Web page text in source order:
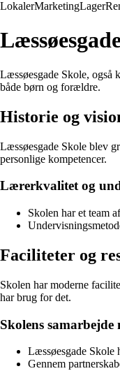
LokalerMarketingLager
Læssøesgade Skole, også
både børn og forældre.
Historie og
Læssøesgade Skole blev
personlige kompetencer.
Lærerkvalitet og
Skolen har et team
Faciliteter og
Skolen har moderne
har brug for det.
Skolens
Læssøesgade Skole
Gennem